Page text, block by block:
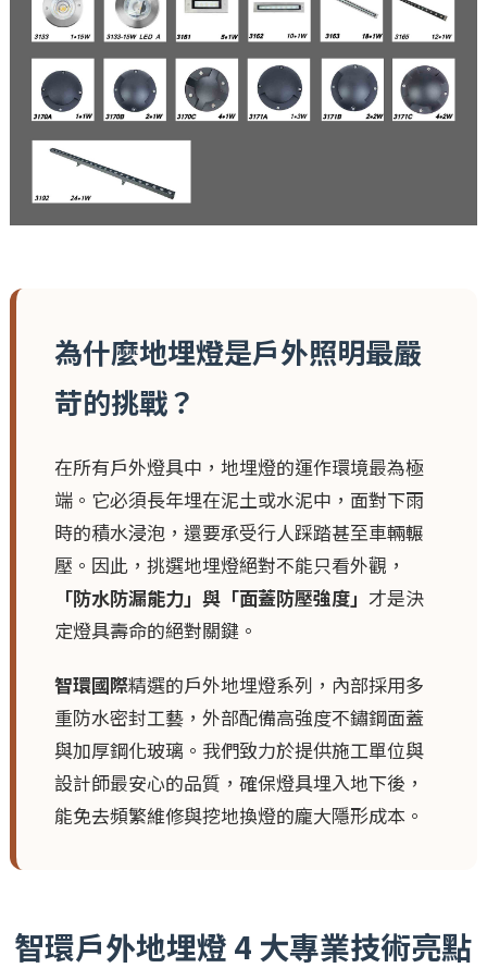
為什麼地埋燈是戶外照明最嚴
苛的挑戰？
在所有戶外燈具中，地埋燈的運作環境最為極
端。它必須長年埋在泥土或水泥中，面對下雨
時的積水浸泡，還要承受行人踩踏甚至車輛輾
壓。因此，挑選地埋燈絕對不能只看外觀，
「防水防漏能力」與「面蓋防壓強度」 才是決
定燈具壽命的絕對關鍵。
智環國際精選的戶外地埋燈系列，內部採用多
重防水密封工藝，外部配備高強度不鏽鋼面蓋
與加厚鋼化玻璃。我們致力於提供施工單位與
設計師最安心的品質，確保燈具埋入地下後，
能免去頻繁維修與挖地換燈的龐大隱形成本。
智環戶外地埋燈 4 大專業技術亮點